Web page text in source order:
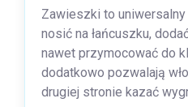
Zawieszki to
nosić na łańcuszku,
nawet przymocować do
dodatkowo pozwalają
drugiej stronie kazać